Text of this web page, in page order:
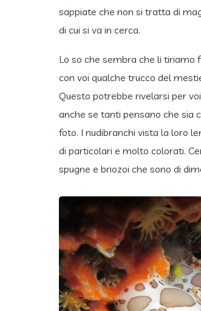
sappiate che non si tratta di
di cui si va in cerca.
Lo so che sembra che li tiriamo
con voi qualche trucco del
Questo potrebbe rivelarsi per
anche se tanti pensano che sia
foto. I nudibranchi vista la loro
di particolari e molto colorati.
spugne e briozoi che sono di